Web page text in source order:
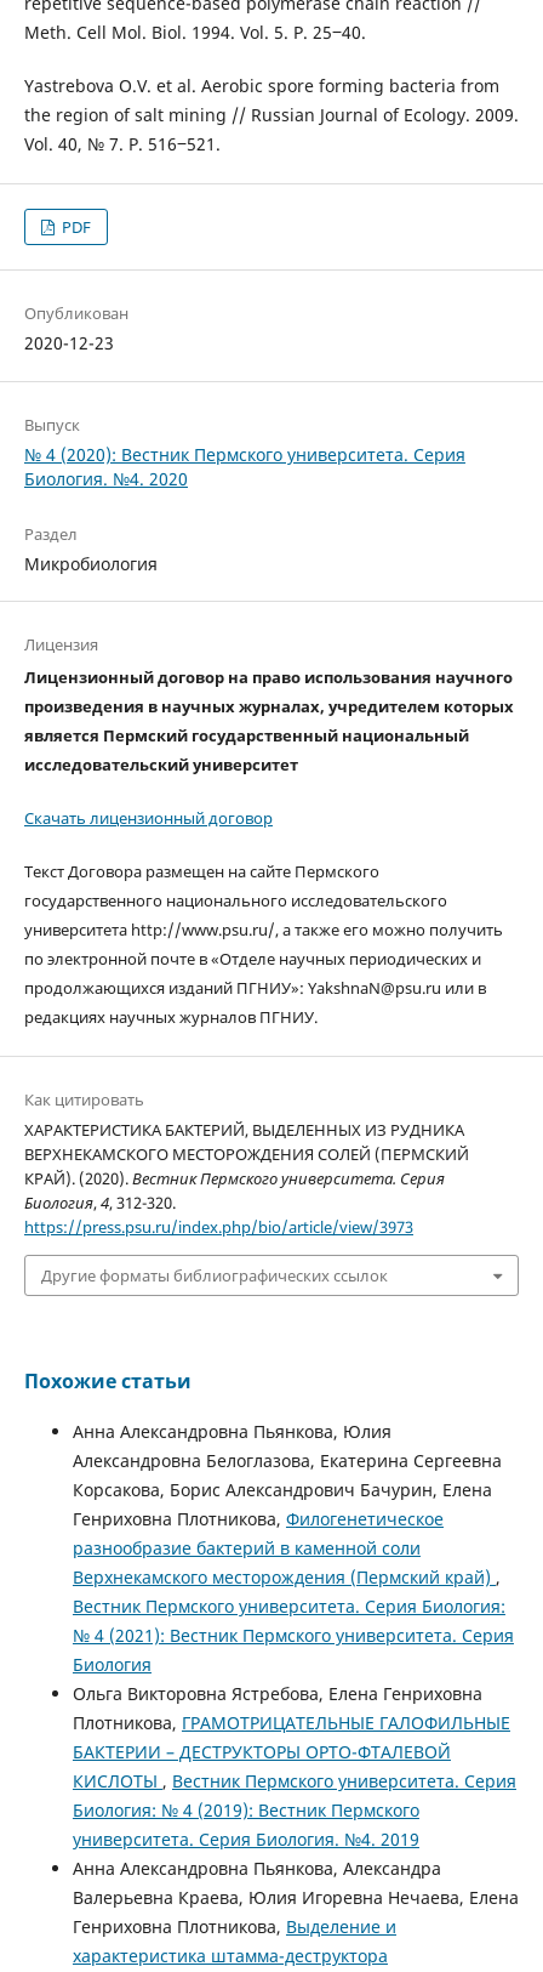
Meth. Cell Mol. Biol. 1994. Vol. 5. P. 25‒40.
Yastrebova O.V. et al. Aerobic spore forming bacteria from
the region of salt mining // Russian Journal of Ecology. 2009.
Vol. 40, № 7. P. 516‒521.
PDF
Опубликован
2020-12-23
Выпуск
№ 4 (2020): Вестник Пермского университета. Серия
Биология. №4. 2020
Раздел
Микробиология
Лицензия
Лицензионный договор на право использования научного
произведения в научных журналах, учредителем которых
является Пермский государственный национальный
исследовательский университет
Скачать лицензионный договор
Текст Договора размещен на сайте Пермского
государственного национального исследовательского
университета http://www.psu.ru/, а также его можно получить
по электронной почте в «Отделе научных периодических и
продолжающихся изданий ПГНИУ»: YakshnaN@psu.ru или в
редакциях научных журналов ПГНИУ.
Как цитировать
ХАРАКТЕРИСТИКА БАКТЕРИЙ, ВЫДЕЛЕННЫХ ИЗ РУДНИКА
ВЕРХНЕКАМСКОГО МЕСТОРОЖДЕНИЯ СОЛЕЙ (ПЕРМСКИЙ
КРАЙ). (2020).Вестник Пермского университета. Серия
Биология,4, 312-320.
https://press.psu.ru/index.php/bio/article/view/3973
Другие форматы библиографических ссылок
Похожие статьи
Анна Александровна Пьянкова, Юлия
Александровна Белоглазова, Екатерина Сергеевна
Корсакова, Борис Александрович Бачурин, Елена
Генриховна Плотникова, Филогенетическое
разнообразие бактерий в каменной соли
Верхнекамского месторождения (Пермский край) ,
Вестник Пермского университета. Серия Биология:
№ 4 (2021): Вестник Пермского университета. Серия
Биология
Ольга Викторовна Ястребова, Елена Генриховна
Плотникова, ГРАМОТРИЦАТЕЛЬНЫЕ ГАЛОФИЛЬНЫЕ
БАКТЕРИИ – ДЕСТРУКТОРЫ ОРТО-ФТАЛЕВОЙ
КИСЛОТЫ , Вестник Пермского университета. Серия
Биология: № 4 (2019): Вестник Пермского
университета. Серия Биология. №4. 2019
Анна Александровна Пьянкова, Александра
Валерьевна Краева, Юлия Игоревна Нечаева, Елена
Генриховна Плотникова, Выделение и
характеристика штамма-деструктора